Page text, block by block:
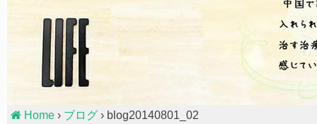
Home › ブログ › blog20140801_02